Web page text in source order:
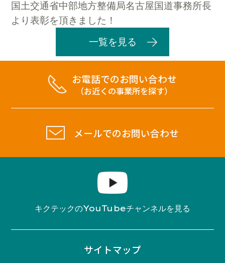
国土交通省中部地方整備局名古屋国道事務所長
より表彰を頂きました！
一覧を見る
お電話でのお問い合わせ
（お近くの事業所を探す）
メールでのお問い合わせ
キクテックのYouTubeチャンネルを見る
サイトマップ